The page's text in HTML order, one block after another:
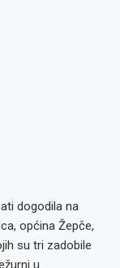
dogodila na
općina Žepče,
su tri zadobile
u